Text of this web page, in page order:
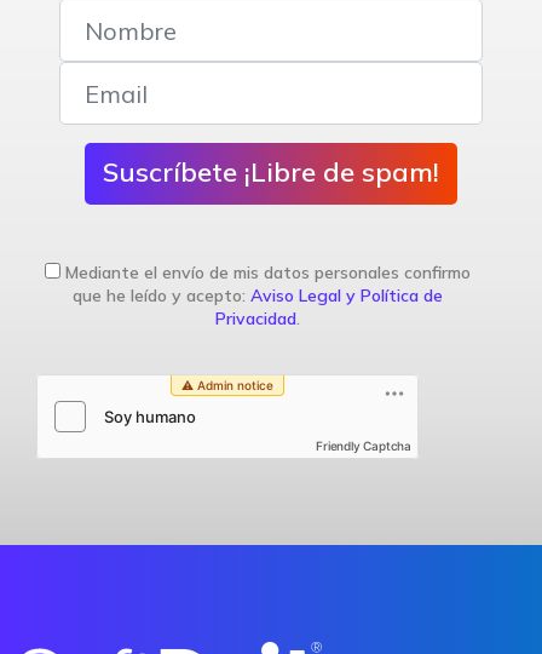
Suscríbete ¡Libre de spam!
Mediante el envío de mis datos personales confirmo
que he leído y acepto: Aviso Legal y Política de
Privacidad.
Friendly Captcha